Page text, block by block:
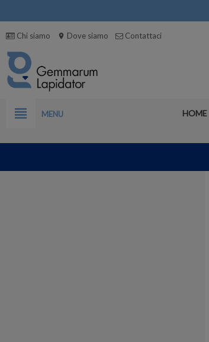
Chi siamo location_on Dove siamo Contattaci
view_headline MENU HOME